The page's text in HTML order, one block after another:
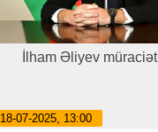
İlham Əliyev
18-07-2025, 13:00